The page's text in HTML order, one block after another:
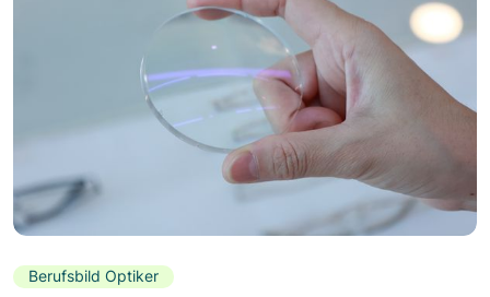
Berufsbild Optiker